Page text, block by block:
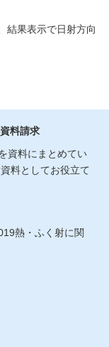
結果表示で日射方向
料請求
資料にまとめてい
料としてお役立て
熱・ふく射に関